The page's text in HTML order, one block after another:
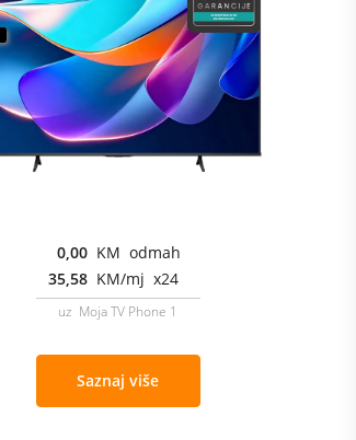
0,00 KM odmah
35,58 KM/mj x24
uz Moja TV Phone 1
Saznaj više